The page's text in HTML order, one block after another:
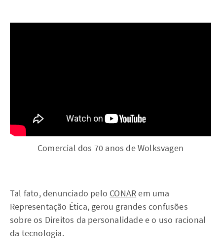
Comercial dos 70 anos de Wolksvagen
Tal fato, denunciado pelo CONARem uma
Representação Ética, gerou grandes confusões
sobre os Direitos da personalidade e o uso racional
da tecnologia.